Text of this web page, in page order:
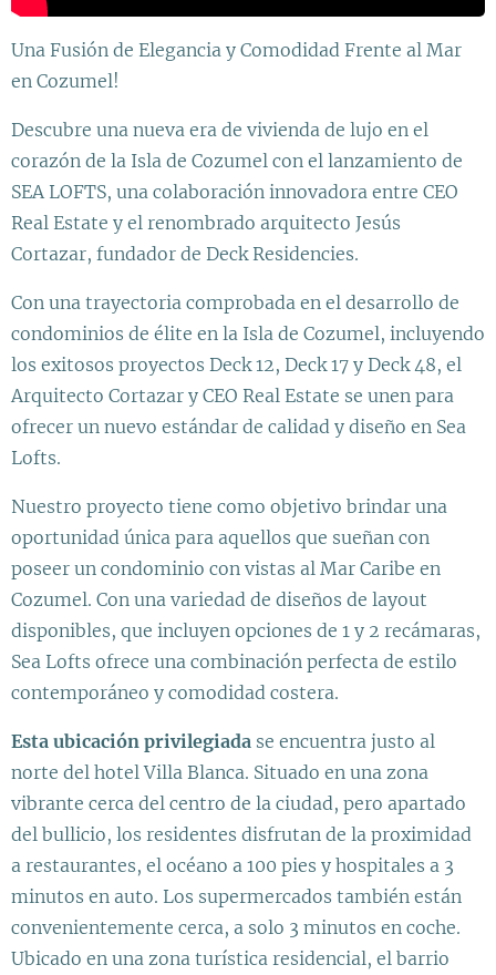
Una Fusión de Elegancia y Comodidad Frente al Mar
en Cozumel!
Descubre una nueva era de vivienda de lujo en el
corazón de la Isla de Cozumel con el lanzamiento de
SEA LOFTS, una colaboración innovadora entre CEO
Real Estate y el renombrado arquitecto Jesús
Cortazar, fundador de Deck Residencies.
Con una trayectoria comprobada en el desarrollo de
condominios de élite en la Isla de Cozumel, incluyendo
los exitosos proyectos Deck 12, Deck 17 y Deck 48, el
Arquitecto Cortazar y CEO Real Estate se unen para
ofrecer un nuevo estándar de calidad y diseño en Sea
Lofts.
Nuestro proyecto tiene como objetivo brindar una
oportunidad única para aquellos que sueñan con
poseer un condominio con vistas al Mar Caribe en
Cozumel. Con una variedad de diseños de layout
disponibles, que incluyen opciones de 1 y 2 recámaras,
Sea Lofts ofrece una combinación perfecta de estilo
contemporáneo y comodidad costera.
Esta ubicación privilegiada se encuentra justo al
norte del hotel Villa Blanca. Situado en una zona
vibrante cerca del centro de la ciudad, pero apartado
del bullicio, los residentes disfrutan de la proximidad
a restaurantes, el océano a 100 pies y hospitales a 3
minutos en auto. Los supermercados también están
convenientemente cerca, a solo 3 minutos en coche.
Ubicado en una zona turística residencial, el barrio